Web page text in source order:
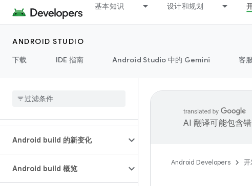
基本知识 设计和规划
ANDROID STUDIO
下载
IDE 指南 Android Studio 中的 Gemini 客
Android build 的新变化
Android build 概览
AI 翻译可能包含错
Android Developers 开